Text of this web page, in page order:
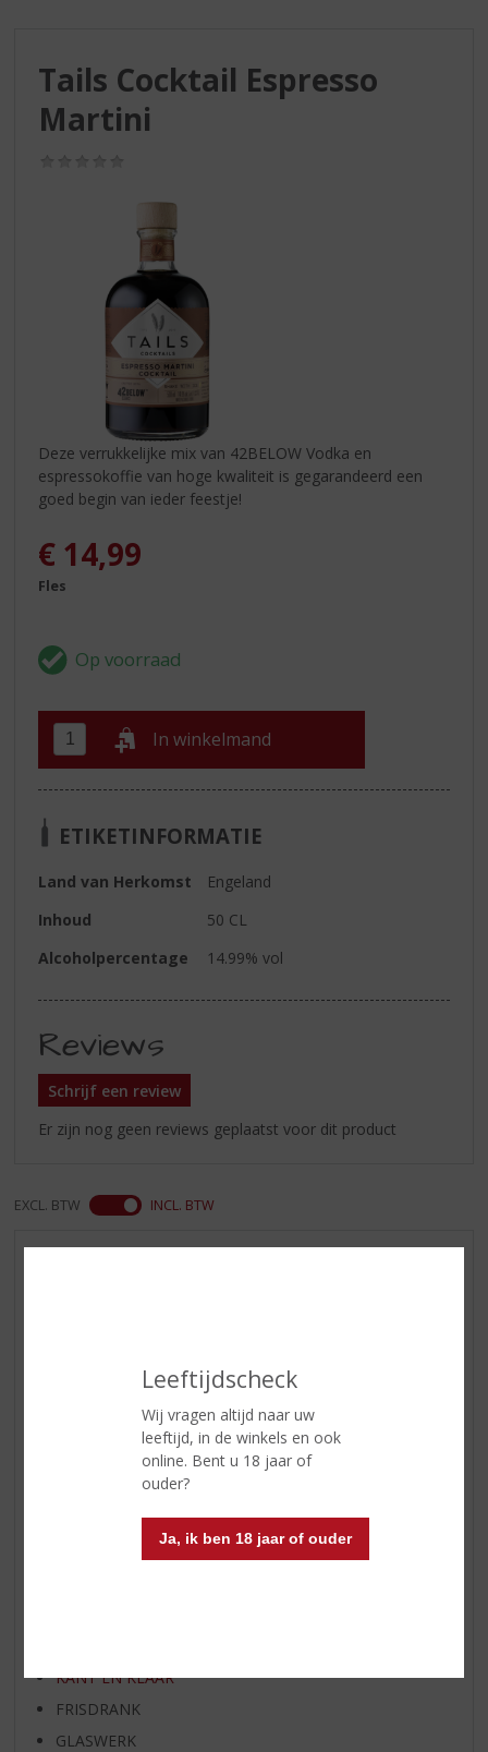
Leeftijdscheck
Wij vragen altijd naar uw
leeftijd, in de winkels en ook
online. Bent u 18 jaar of
ouder?
Ja, ik ben 18 jaar of ouder
Tails Cocktail Espresso
Martini
Deze verrukkelijke mix van 42BELOW Vodka en
espressokoffie van hoge kwaliteit is gegarandeerd een
goed begin van ieder feestje!
€ 14,99
Fles
In winkelmand
ETIKETINFORMATIE
Land van Herkomst
Engeland
Inhoud
50 CL
Alcoholpercentage
14.99% vol
Reviews
Schrijf een review
Er zijn nog geen reviews geplaatst voor dit product
EXCL. BTW INCL. BTW
BIER VAN DE MAAND
SPIRIT VAN DE MAAND
EXCLUSIEF TOPSLIJTER
KANT EN KLAAR
FRISDRANK
GLASWERK